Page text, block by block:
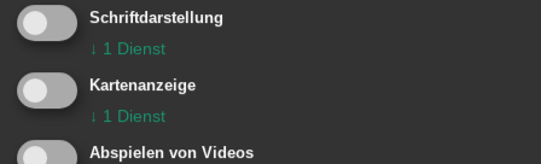
verlangen.
Erforderliche Unterlagen
Schriftdarstellung
↓ 1 Dienst
Kartenanzeige
↓ 1 Dienst
Abspielen von Videos